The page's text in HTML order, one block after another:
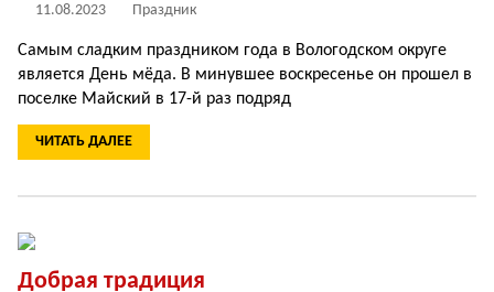
11.08.2023 Праздник
Самым сладким праздником года в Вологодском округе
является День мёда. В минувшее воскресенье он прошел в
поселке Майский в 17-й раз подряд
ЧИТАТЬ ДАЛЕЕ
Добрая традиция